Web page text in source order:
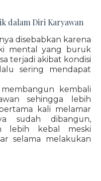
dalam Diri Karyawan
disebabkan karena
mental yang buruk
terjadi akibat kondisi
sering mendapat
kembali
sehingga lebih
kali melamar
sudah dibangun,
lebih kebal meski
selama melakukan